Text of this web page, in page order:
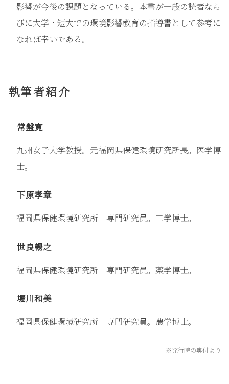
影響が今後の課題となっている。本書が一般の読者なら
びに大学・短大での環境影響教育の指導書として参考に
なれば幸いである。
執筆者紹介
常盤寛
九州女子大学教授。元福岡県保健環境研究所長。医学博
士。
下原孝章
福岡県保健環境研究所 専門研究員。工学博士。
世良暢之
福岡県保健環境研究所 専門研究員。薬学博士。
堀川和美
福岡県保健環境研究所 専門研究員。農学博士。
※発行時の奥付より